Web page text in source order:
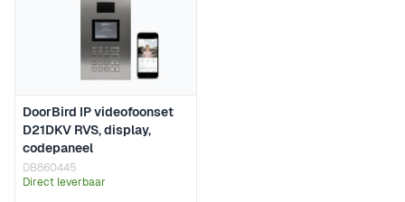
DoorBird IP videofoonset
D21DKV RVS, display,
codepaneel
DB860445
Direct leverbaar